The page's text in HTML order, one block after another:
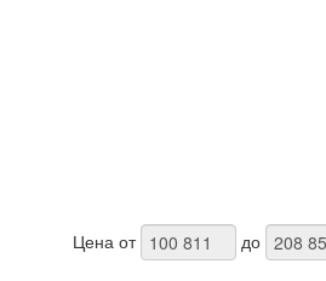
Цена от до